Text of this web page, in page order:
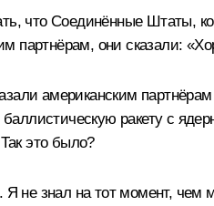
что Соединённые Штаты,
партнёрам, они сказали:
американским
ракету с
это было?
Я не знал на тот момент,